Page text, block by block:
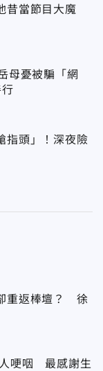
昔當節目大魔
母憂被騙「網
指頭」！深夜險
重返棒壇？ 徐
哽咽 最感謝生